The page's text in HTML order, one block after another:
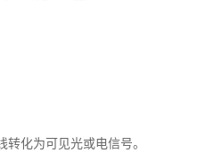
化为可见光或电信号。